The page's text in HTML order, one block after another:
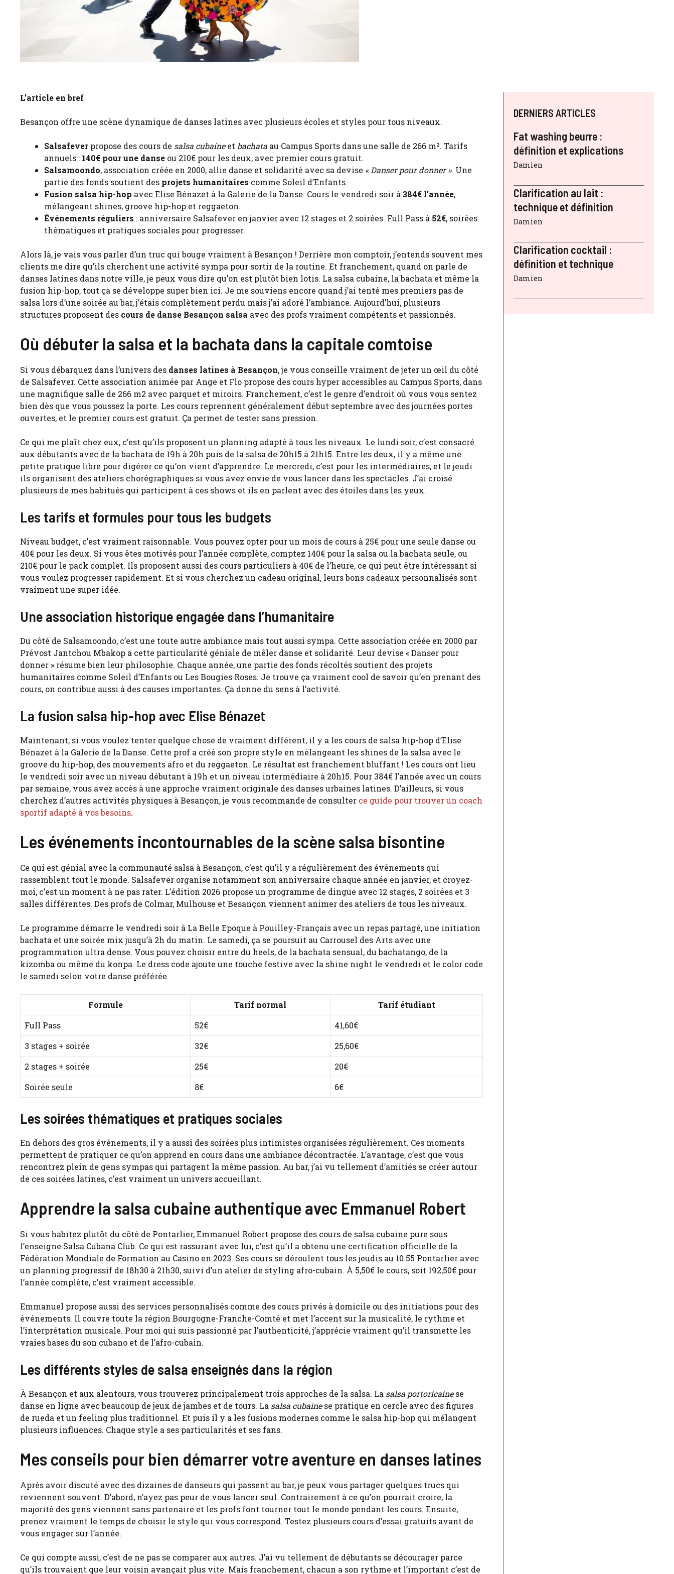
L’article en bref
Besançon offre une scène dynamique de danses latines avec plusieurs écoles et styles pour tous niveaux.
Salsafever propose des cours de salsa cubaineet bachata au Campus Sports dans une salle de 266 m². Tarifs
annuels : 140€ pour une danse ou 210€ pour les deux, avec premier cours gratuit.
Salsamoondo, association créée en 2000, allie danse et solidarité avec sa devise « Danser pour donner ». Une
partie des fonds soutient des projets humanitaires comme Soleil d’Enfants.
Fusion salsa hip-hop avec Elise Bénazet à la Galerie de la Danse. Cours le vendredi soir à 384€ l’année,
mélangeant shines, groove hip-hop et reggaeton.
Événements réguliers : anniversaire Salsafever en janvier avec 12 stages et 2 soirées. Full Pass à 52€, soirées
thématiques et pratiques sociales pour progresser.
Alors là, je vais vous parler d’un truc qui bouge vraiment à Besançon ! Derrière mon comptoir, j’entends souvent mes
clients me dire qu’ils cherchent une activité sympa pour sortir de la routine. Et franchement, quand on parle de
danses latines dans notre ville, je peux vous dire qu’on est plutôt bien lotis. La salsa cubaine, la bachata et même la
fusion hip-hop, tout ça se développe super bien ici. Je me souviens encore quand j’ai tenté mes premiers pas de
salsa lors d’une soirée au bar, j’étais complètement perdu mais j’ai adoré l’ambiance. Aujourd’hui, plusieurs
structures proposent des cours de danse Besançon salsa avec des profs vraiment compétents et passionnés.
Où débuter la salsa et la bachata dans la capitale comtoise
Si vous débarquez dans l’univers des danses latines à Besançon, je vous conseille vraiment de jeter un œil du côté
de Salsafever. Cette association animée par Ange et Flo propose des cours hyper accessibles au Campus Sports, dans
une magnifique salle de 266 m2 avec parquet et miroirs. Franchement, c’est le genre d’endroit où vous vous sentez
bien dès que vous poussez la porte. Les cours reprennent généralement début septembre avec des journées portes
ouvertes, et le premier cours est gratuit. Ça permet de tester sans pression.
Ce qui me plaît chez eux, c’est qu’ils proposent un planning adapté à tous les niveaux. Le lundi soir, c’est consacré
aux débutants avec de la bachata de 19h à 20h puis de la salsa de 20h15 à 21h15. Entre les deux, il y a même une
petite pratique libre pour digérer ce qu’on vient d’apprendre. Le mercredi, c’est pour les intermédiaires, et le jeudi
ils organisent des ateliers chorégraphiques si vous avez envie de vous lancer dans les spectacles. J’ai croisé
plusieurs de mes habitués qui participent à ces shows et ils en parlent avec des étoiles dans les yeux.
Les tarifs et formules pour tous les budgets
Niveau budget, c’est vraiment raisonnable. Vous pouvez opter pour un mois de cours à 25€ pour une seule danse ou
40€ pour les deux. Si vous êtes motivés pour l’année complète, comptez 140€ pour la salsa ou la bachata seule, ou
210€ pour le pack complet. Ils proposent aussi des cours particuliers à 40€ de l’heure, ce qui peut être intéressant si
vous voulez progresser rapidement. Et si vous cherchez un cadeau original, leurs bons cadeaux personnalisés sont
vraiment une super idée.
Une association historique engagée dans l’humanitaire
Du côté de Salsamoondo, c’est une toute autre ambiance mais tout aussi sympa. Cette association créée en 2000 par
Prévost Jantchou Mbakop a cette particularité géniale de mêler danse et solidarité. Leur devise « Danser pour
donner » résume bien leur philosophie. Chaque année, une partie des fonds récoltés soutient des projets
humanitaires comme Soleil d’Enfants ou Les Bougies Roses. Je trouve ça vraiment cool de savoir qu’en prenant des
cours, on contribue aussi à des causes importantes. Ça donne du sens à l’activité.
La fusion salsa hip-hop avec Elise Bénazet
Maintenant, si vous voulez tenter quelque chose de vraiment différent, il y a les cours de salsa hip-hop d’Elise
Bénazet à la Galerie de la Danse. Cette prof a créé son propre style en mélangeant les shines de la salsa avec le
groove du hip-hop, des mouvements afro et du reggaeton. Le résultat est franchement bluffant ! Les cours ont lieu
le vendredi soir avec un niveau débutant à 19h et un niveau intermédiaire à 20h15. Pour 384€ l’année avec un cours
par semaine, vous avez accès à une approche vraiment originale des danses urbaines latines. D’ailleurs, si vous
cherchez d’autres activités physiques à Besançon, je vous recommande de consulter ce guide pour trouver un coach
sportif adapté à vos besoins.
Les événements incontournables de la scène salsa bisontine
Ce qui est génial avec la communauté salsa à Besançon, c’est qu’il y a régulièrement des événements qui
rassemblent tout le monde. Salsafever organise notamment son anniversaire chaque année en janvier, et croyez-
moi, c’est un moment à ne pas rater. L’édition 2026 propose un programme de dingue avec 12 stages, 2 soirées et 3
salles différentes. Des profs de Colmar, Mulhouse et Besançon viennent animer des ateliers de tous les niveaux.
Le programme démarre le vendredi soir à La Belle Epoque à Pouilley-Français avec un repas partagé, une initiation
bachata et une soirée mix jusqu’à 2h du matin. Le samedi, ça se poursuit au Carrousel des Arts avec une
programmation ultra dense. Vous pouvez choisir entre du heels, de la bachata sensual, du bachatango, de la
kizomba ou même du konpa. Le dress code ajoute une touche festive avec la shine night le vendredi et le color code
le samedi selon votre danse préférée.
Formule Tarif normal
Tarif étudiant
Full Pass
52€
41,60€
3 stages + soirée
32€
25,60€
2 stages + soirée
25€
20€
Soirée seule
8€ 6€
Les soirées thématiques et pratiques sociales
En dehors des gros événements, il y a aussi des soirées plus intimistes organisées régulièrement. Ces moments
permettent de pratiquer ce qu’on apprend en cours dans une ambiance décontractée. L’avantage, c’est que vous
rencontrez plein de gens sympas qui partagent la même passion. Au bar, j’ai vu tellement d’amitiés se créer autour
de ces soirées latines, c’est vraiment un univers accueillant.
Apprendre la salsa cubaine authentique avec Emmanuel Robert
Si vous habitez plutôt du côté de Pontarlier, Emmanuel Robert propose des cours de salsa cubaine pure sous
l’enseigne Salsa Cubana Club. Ce qui est rassurant avec lui, c’est qu’il a obtenu une certification officielle de la
Fédération Mondiale de Formation au Casino en 2023. Ses cours se déroulent tous les jeudis au 10.55 Pontarlier avec
un planning progressif de 18h30 à 21h30, suivi d’un atelier de styling afro-cubain. À 5,50€ le cours, soit 192,50€ pour
l’année complète, c’est vraiment accessible.
Emmanuel propose aussi des services personnalisés comme des cours privés à domicile ou des initiations pour des
événements. Il couvre toute la région Bourgogne-Franche-Comté et met l’accent sur la musicalité, le rythme et
l’interprétation musicale. Pour moi qui suis passionné par l’authenticité, j’apprécie vraiment qu’il transmette les
vraies bases du son cubano et de l’afro-cubain.
Les différents styles de salsa enseignés dans la région
À Besançon et aux alentours, vous trouverez principalement trois approches de la salsa. La salsa portoricainese
danse en ligne avec beaucoup de jeux de jambes et de tours. La salsa cubainese pratique en cercle avec des figures
de rueda et un feeling plus traditionnel. Et puis il y a les fusions modernes comme le salsa hip-hop qui mélangent
plusieurs influences. Chaque style a ses particularités et ses fans.
Mes conseils pour bien démarrer votre aventure en danses latines
Après avoir discuté avec des dizaines de danseurs qui passent au bar, je peux vous partager quelques trucs qui
reviennent souvent. D’abord, n’ayez pas peur de vous lancer seul. Contrairement à ce qu’on pourrait croire, la
majorité des gens viennent sans partenaire et les profs font tourner tout le monde pendant les cours. Ensuite,
prenez vraiment le temps de choisir le style qui vous correspond. Testez plusieurs cours d’essai gratuits avant de
vous engager sur l’année.
Ce qui compte aussi, c’est de ne pas se comparer aux autres. J’ai vu tellement de débutants se décourager parce
qu’ils trouvaient que leur voisin avançait plus vite. Mais franchement, chacun a son rythme et l’important c’est de
DERNIERS ARTICLES
Fat washing beurre :
définition et explications
Damien
Clarification au lait :
technique et définition
Damien
Clarification cocktail :
définition et technique
Damien